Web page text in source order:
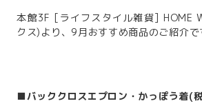
本館3F [ライフスタイル雑貨] HOME
クス)より、9月おすすめ商品のご紹介で
■バッククロスエプロン・かっぽう着(